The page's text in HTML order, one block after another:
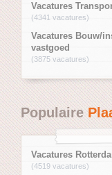
Vacatures
(4341 vacatures)
Vacatures Bouw/
vastgoed
(3875 vacatures)
Populaire
Vacatures
(4519 vacatures)